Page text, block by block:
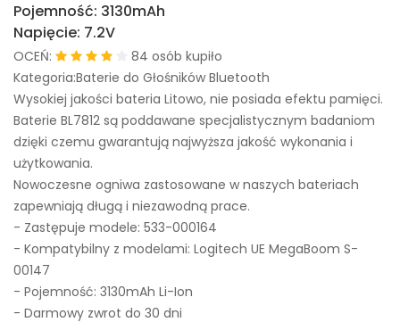
Pojemność: 3130mAh
Napięcie: 7.2V
OCEŃ:
84 osób kupiło
Kategoria:Baterie do Głośników Bluetooth
Wysokiej jakości bateria Litowo, nie posiada efektu pamięci.
Baterie BL7812 są poddawane specjalistycznym badaniom
dzięki czemu gwarantują najwyższa jakość wykonania i
użytkowania.
Nowoczesne ogniwa zastosowane w naszych bateriach
zapewniają długą i niezawodną prace.
- Zastępuje modele: 533-000164
- Kompatybilny z modelami: Logitech UE MegaBoom S-
00147
- Pojemność: 3130mAh Li-Ion
- Darmowy zwrot do 30 dni